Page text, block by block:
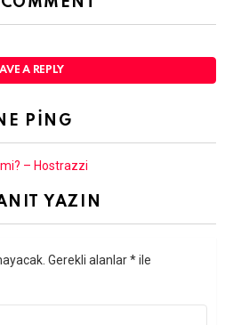
A REPLY
PING
– Hostrazzi
YAZIN
Gerekli alanlar*ile